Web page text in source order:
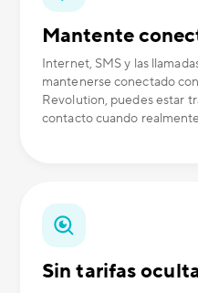
Mantente
Internet, SMS y las
mantenerse conectado
Revolution, puedes estar
contacto cuando
Sin tarifas